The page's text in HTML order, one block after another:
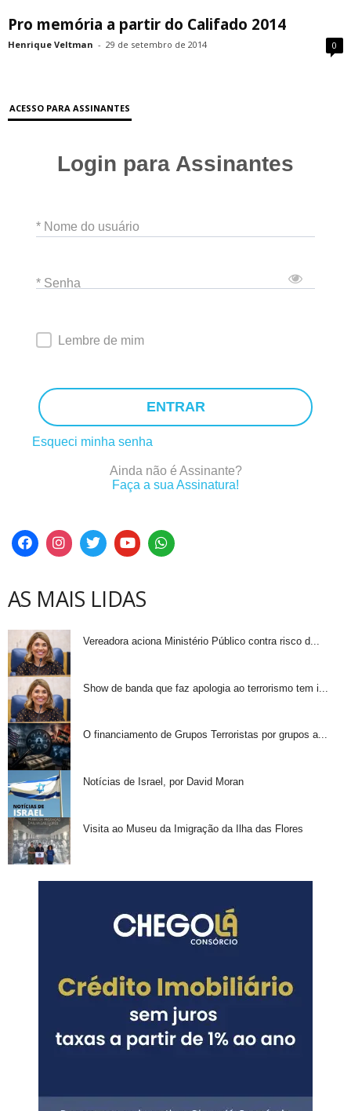
Pro memória a partir do Califado 2014
Henrique Veltman - 29 de setembro de 2014 0
ACESSO PARA ASSINANTES
Login para Assinantes
* Nome do usuário
* Senha
Lembre de mim
ENTRAR
Esqueci minha senha
Ainda não é Assinante?
Faça a sua Assinatura!
AS MAIS LIDAS
Vereadora aciona Ministério Público contra risco d...
Show de banda que faz apologia ao terrorismo tem i...
O financiamento de Grupos Terroristas por grupos a...
Notícias de Israel, por David Moran
Visita ao Museu da Imigração da Ilha das Flores